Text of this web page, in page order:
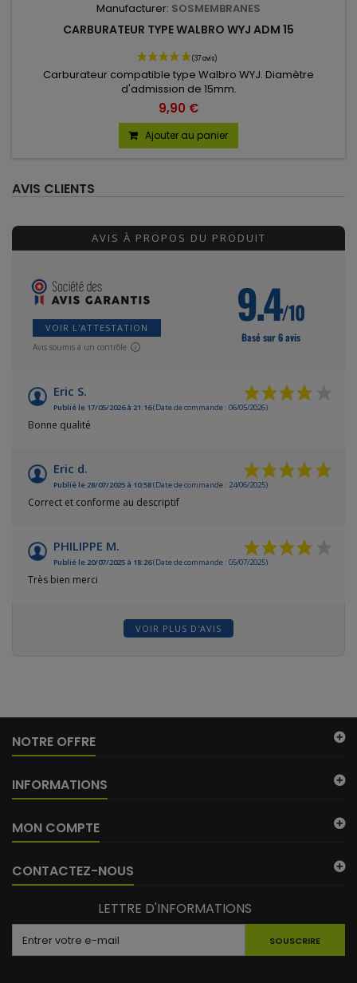
Manufacturer: SOSMEMBRANES
CARBURATEUR TYPE WALBRO WYJ ADM 15
Carburateur compatible type Walbro WYJ. Diamètre
d'admission de 15mm.
9,90 €
Ajouter au panier
AVIS CLIENTS
AVIS À PROPOS DU PRODUIT
VOIR L'ATTESTATION
Avis soumis à un contrôle
9.4/10
Basé sur 6 avis
Eric S.
Publié le 17/05/2026 à 21:16(Date de commande : 06/05/2026)
Bonne qualité
Eric d.
Publié le 28/07/2025 à 10:58(Date de commande : 24/06/2025)
Correct et conforme au descriptif
PHILIPPE M.
Publié le 20/07/2025 à 18:26(Date de commande : 05/07/2025)
Très bien merci
VOIR PLUS D'AVIS
NOTRE OFFRE
INFORMATIONS
MON COMPTE
CONTACTEZ-NOUS
LETTRE D'INFORMATIONS
SOUSCRIRE